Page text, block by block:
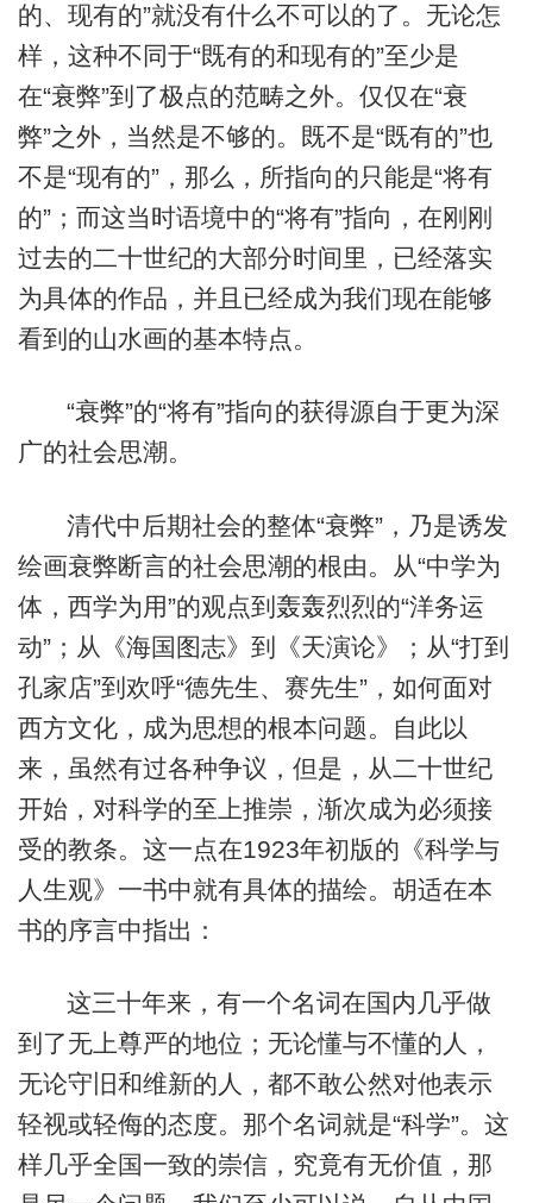
的、现有的”就没有什么不可以的了。无论怎
样，这种不同于“既有的和现有的”至少是
在“衰弊”到了极点的范畴之外。仅仅在“衰
弊”之外，当然是不够的。既不是“既有的”也
不是“现有的”，那么，所指向的只能是“将有
的”；而这当时语境中的“将有”指向，在刚刚
过去的二十世纪的大部分时间里，已经落实
为具体的作品，并且已经成为我们现在能够
看到的山水画的基本特点。
“衰弊”的“将有”指向的获得源自于更为深
广的社会思潮。
清代中后期社会的整体“衰弊”，乃是诱发
绘画衰弊断言的社会思潮的根由。从“中学为
体，西学为用”的观点到轰轰烈烈的“洋务运
动”；从《海国图志》到《天演论》；从“打到
孔家店”到欢呼“德先生、赛先生”，如何面对
西方文化，成为思想的根本问题。自此以
来，虽然有过各种争议，但是，从二十世纪
开始，对科学的至上推崇，渐次成为必须接
受的教条。这一点在1923年初版的《科学与
人生观》一书中就有具体的描绘。胡适在本
书的序言中指出：
这三十年来，有一个名词在国内几乎做
到了无上尊严的地位；无论懂与不懂的人，
无论守旧和维新的人，都不敢公然对他表示
轻视或轻侮的态度。那个名词就是“科学”。这
样几乎全国一致的崇信，究竟有无价值，那